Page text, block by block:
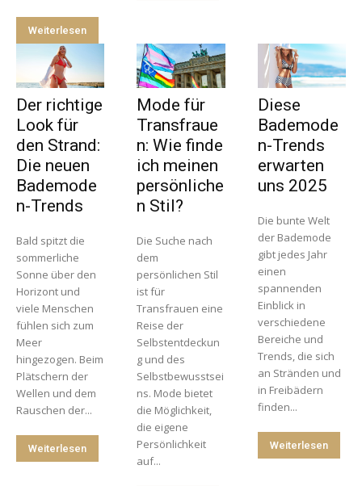
Weiterlesen
Der richtige
Look für
den Strand:
Die neuen
Bademode
n-Trends
Bald spitzt die
sommerliche
Sonne über den
Horizont und
viele Menschen
fühlen sich zum
Meer
hingezogen. Beim
Plätschern der
Wellen und dem
Rauschen der...
Weiterlesen
Mode für
Transfraue
n: Wie finde
ich meinen
persönliche
n Stil?
Die Suche nach
dem
persönlichen Stil
ist für
Transfrauen eine
Reise der
Selbstentdeckun
g und des
Selbstbewusstsei
ns. Mode bietet
die Möglichkeit,
die eigene
Persönlichkeit
auf...
Diese
Bademode
n-Trends
erwarten
uns 2025
Die bunte Welt
der Bademode
gibt jedes Jahr
einen
spannenden
Einblick in
verschiedene
Bereiche und
Trends, die sich
an Stränden und
in Freibädern
finden...
Weiterlesen